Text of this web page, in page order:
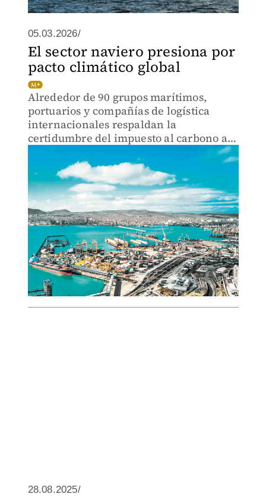
05.03.2026/
El sector naviero presiona por
pacto climático global
Alrededor de 90 grupos marítimos,
portuarios y compañías de logística
internacionales respaldan la
certidumbre del impuesto al carbono al
28.08.2025/